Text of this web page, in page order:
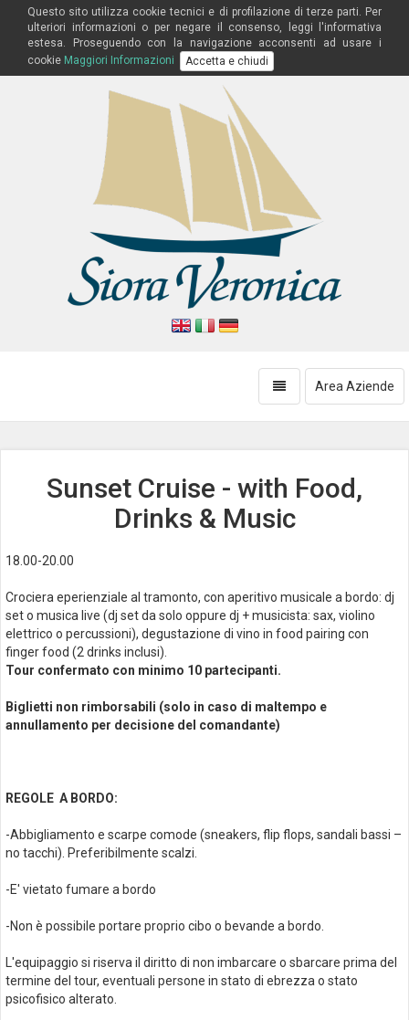
Questo sito utilizza cookie tecnici e di profilazione di terze parti. Per
ulteriori informazioni o per negare il consenso, leggi l'informativa
estesa. Proseguendo con la navigazione acconsenti ad usare i
cookie Maggiori Informazioni Accetta e chiudi
Area Aziende
Toggle
navigation
Sunset Cruise - with Food,
Drinks & Music
18.00-20.00
Crociera eperienziale al tramonto, con aperitivo musicale a bordo: dj
set o musica live (dj set da solo oppure dj + musicista: sax, violino
elettrico o percussioni), degustazione di vino in food pairing con
finger food (2 drinks inclusi).
Tour confermato con minimo 10 partecipanti.
Biglietti non rimborsabili (solo in caso di maltempo e
annullamento per decisione del comandante)
REGOLE A BORDO:
-Abbigliamento e scarpe comode (sneakers, flip flops, sandali bassi –
no tacchi). Preferibilmente scalzi.
-E' vietato fumare a bordo
-Non è possibile portare proprio cibo o bevande a bordo.
L'equipaggio si riserva il diritto di non imbarcare o sbarcare prima del
termine del tour, eventuali persone in stato di ebrezza o stato
psicofisico alterato.